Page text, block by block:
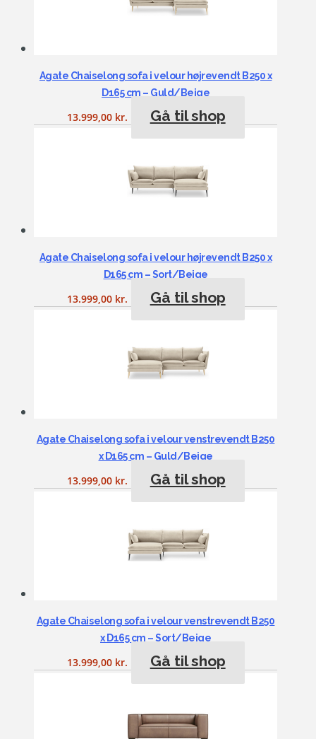
Agate Chaiselong sofa i velour højrevendt B250 x
D165 cm – Guld/Beige
13.999,00 kr. Gå til shop
Agate Chaiselong sofa i velour højrevendt B250 x
D165 cm – Sort/Beige
13.999,00 kr. Gå til shop
Agate Chaiselong sofa i velour venstrevendt B250
x D165 cm – Guld/Beige
13.999,00 kr. Gå til shop
Agate Chaiselong sofa i velour venstrevendt B250
x D165 cm – Sort/Beige
13.999,00 kr. Gå til shop